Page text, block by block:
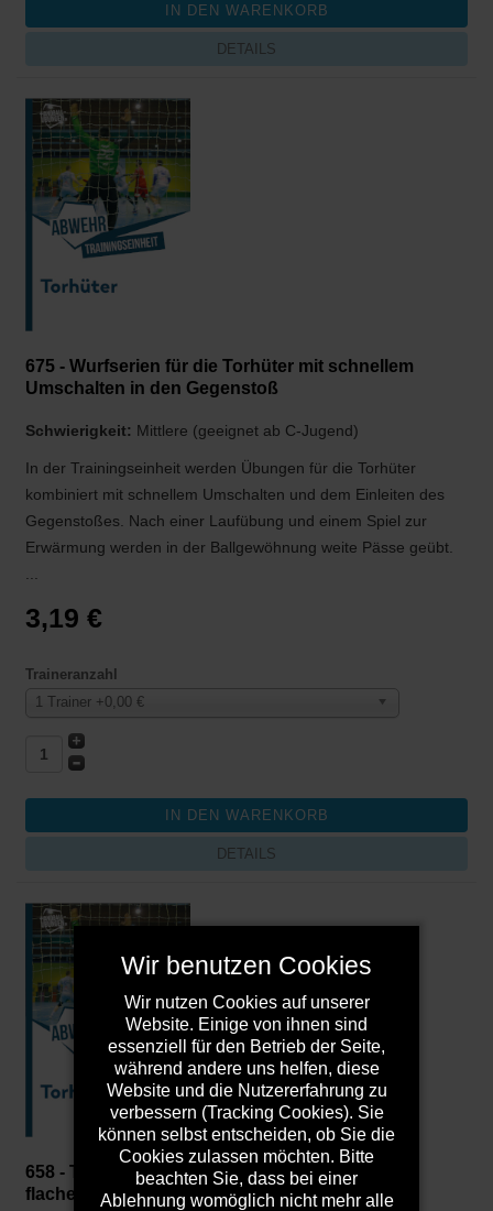
DETAILS
675 - Wurfserien für die Torhüter mit schnellem
Umschalten in den Gegenstoß
Schwierigkeit: Mittlere (geeignet ab C-Jugend)
In der Trainingseinheit werden Übungen für die Torhüter
kombiniert mit schnellem Umschalten und dem Einleiten des
Gegenstoßes. Nach einer Laufübung und einem Spiel zur
Erwärmung werden in der Ballgewöhnung weite Pässe geübt.
...
3,19 €
Traineranzahl
1 Trainer +0,00 €
DETAILS
658 - Torhütertraining: Haltetechnik zur Abwehr
flacher und hoher Bälle
Wir benutzen Cookies
Wir nutzen Cookies auf unserer
Website. Einige von ihnen sind
essenziell für den Betrieb der Seite,
während andere uns helfen, diese
Website und die Nutzererfahrung zu
verbessern (Tracking Cookies). Sie
können selbst entscheiden, ob Sie die
Cookies zulassen möchten. Bitte
beachten Sie, dass bei einer
Ablehnung womöglich nicht mehr alle